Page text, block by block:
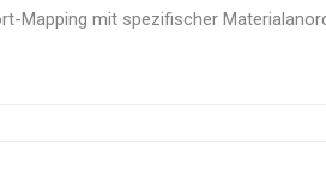
Mapping mit spezifischer